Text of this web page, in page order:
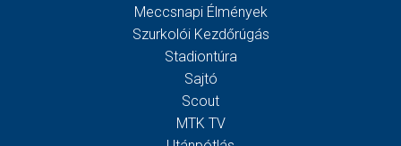
Meccsnapi Élmények
Szurkolói Kezdőrúgás
Stadiontúra
Sajtó
Scout
MTK TV